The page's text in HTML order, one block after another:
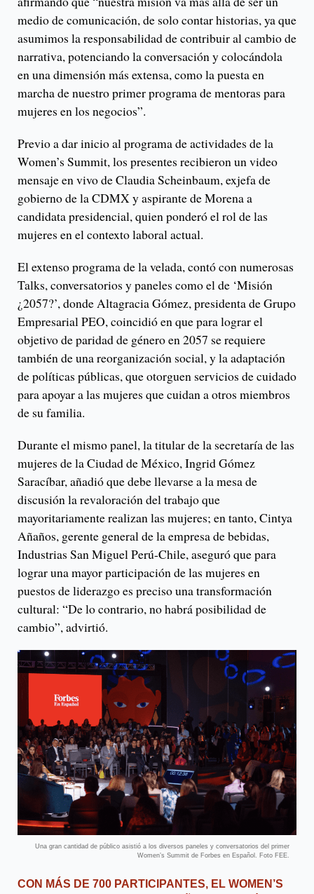
medio de comunicación, de solo contar historias, ya que
asumimos la responsabilidad de contribuir al cambio de
narrativa, potenciando la conversación y colocándola
en una dimensión más extensa, como la puesta en
marcha de nuestro primer programa de mentoras para
mujeres en los negocios”.
Previo a dar inicio al programa de actividades de la
Women’s Summit, los presentes recibieron un video
mensaje en vivo de Claudia Scheinbaum, exjefa de
gobierno de la CDMX y aspirante de Morena a
candidata presidencial, quien ponderó el rol de las
mujeres en el contexto laboral actual.
El extenso programa de la velada, contó con numerosas
Talks, conversatorios y paneles como el de ‘Misión
¿2057?’, donde Altagracia Gómez, presidenta de Grupo
Empresarial PEO, coincidió en que para lograr el
objetivo de paridad de género en 2057 se requiere
también de una reorganización social, y la adaptación
de políticas públicas, que otorguen servicios de cuidado
para apoyar a las mujeres que cuidan a otros miembros
de su familia.
Durante el mismo panel, la titular de la secretaría de las
mujeres de la Ciudad de México, Ingrid Gómez
Saracíbar, añadió que debe llevarse a la mesa de
discusión la revaloración del trabajo que
mayoritariamente realizan las mujeres; en tanto, Cintya
Añaños, gerente general de la empresa de bebidas,
Industrias San Miguel Perú-Chile, aseguró que para
lograr una mayor participación de las mujeres en
puestos de liderazgo es preciso una transformación
cultural: “De lo contrario, no habrá posibilidad de
cambio”, advirtió.
Una gran cantidad de público asistió a los diversos paneles y conversatorios del primer
Women’s Summit de Forbes en Español. Foto FEE.
CON MÁS DE 700 PARTICIPANTES, EL WOMEN’S